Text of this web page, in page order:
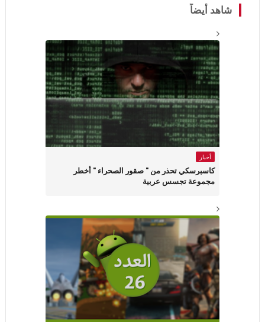
شاهد أيضاً
أخبار
كاسبرسكي تحذر من " صقور الصحراء " أخطر
مجموعة تجسس عربية